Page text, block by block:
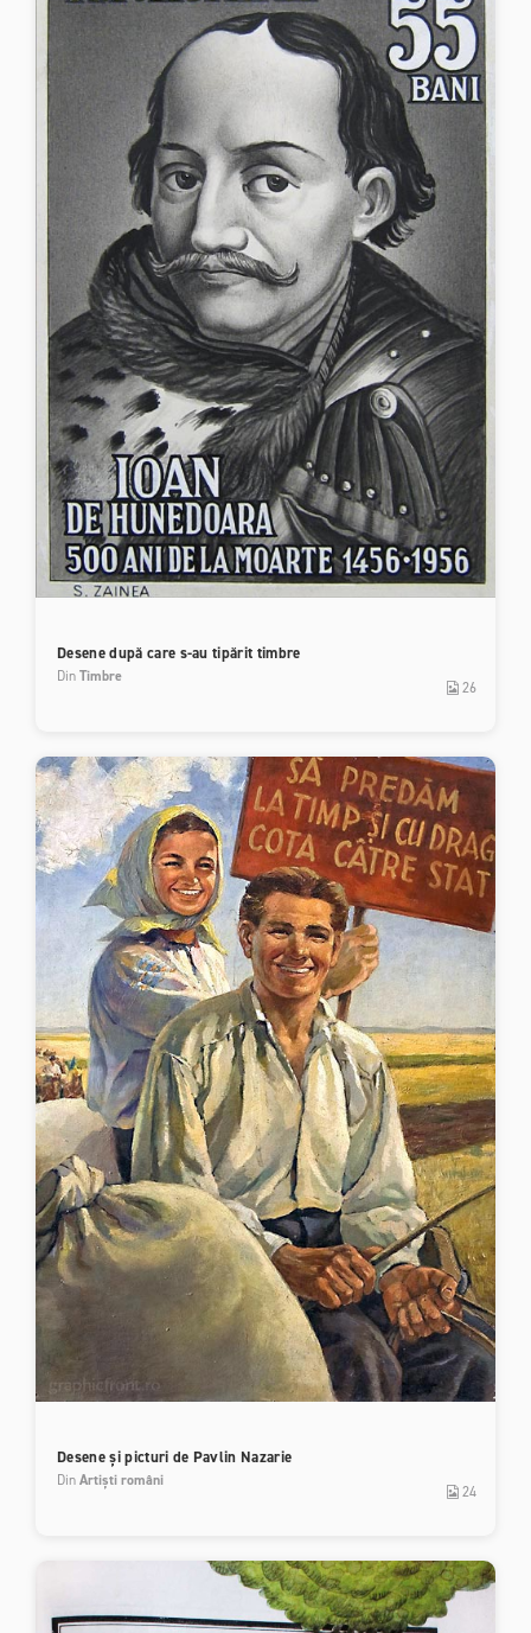
Desene după care s-au tipărit timbre
DinTimbre
26
Desene și picturi de Pavlin Nazarie
DinArtiști români
24